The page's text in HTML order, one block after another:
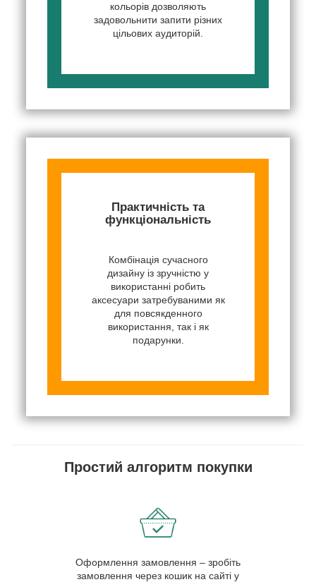
кольорів дозволяють
задовольнити запити різних
цільових аудиторій.
Практичність та
функціональність
Комбінація сучасного
дизайну із зручністю у
використанні робить
аксесуари затребуваними як
для повсякденного
використання, так і як
подарунки.
Простий алгоритм покупки
Оформлення замовлення – зробіть
замовлення через кошик на сайті у